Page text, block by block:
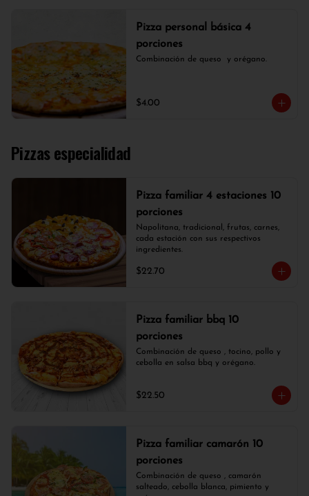
Pizza personal básica 4
porciones
Combinación de queso  y orégano.
$4.00
Pizzas especialidad
Pizza familiar 4 estaciones 10
porciones
Napolitana, tradicional, frutas, carnes,
cada estación con sus respectivos
ingredientes.
$22.70
Pizza familiar bbq 10
porciones
Combinación de queso , tocino, pollo y
cebolla en salsa bbq y orégano.
$22.50
Pizza familiar camarón 10
porciones
Combinación de queso , camarón
salteado, cebolla blanca, pimiento y